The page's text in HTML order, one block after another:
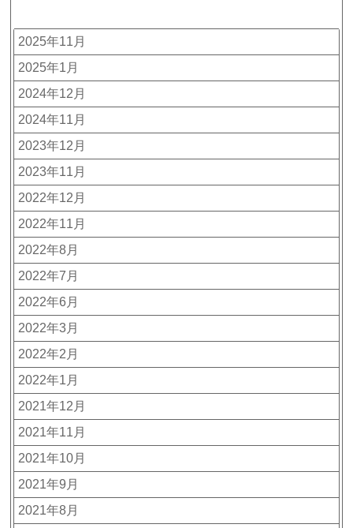
2025年11月
2025年1月
2024年12月
2024年11月
2023年12月
2023年11月
2022年12月
2022年11月
2022年8月
2022年7月
2022年6月
2022年3月
2022年2月
2022年1月
2021年12月
2021年11月
2021年10月
2021年9月
2021年8月